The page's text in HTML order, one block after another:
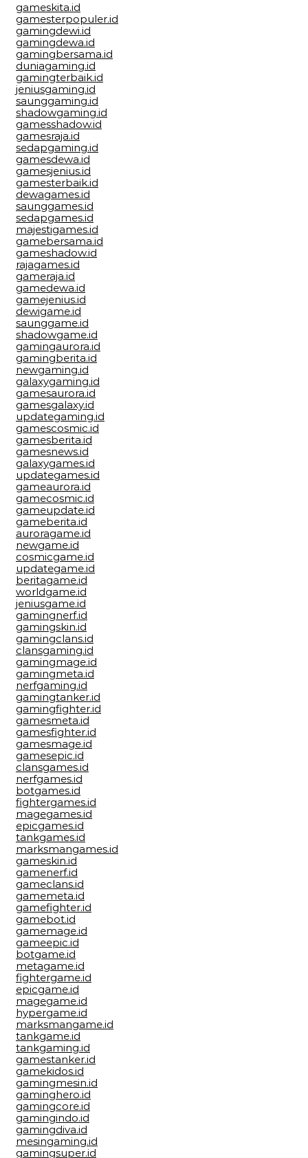
gameskita.id
gamesterpopuler.id
gamingdewi.id
gamingdewa.id
gamingbersama.id
duniagaming.id
gamingterbaik.id
jeniusgaming.id
saunggaming.id
shadowgaming.id
gamesshadow.id
gamesraja.id
sedapgaming.id
gamesdewa.id
gamesjenius.id
gamesterbaik.id
dewagames.id
saunggames.id
sedapgames.id
majestigames.id
gamebersama.id
gameshadow.id
rajagames.id
gameraja.id
gamedewa.id
gamejenius.id
dewigame.id
saunggame.id
shadowgame.id
gamingaurora.id
gamingberita.id
newgaming.id
galaxygaming.id
gamesaurora.id
gamesgalaxy.id
updategaming.id
gamescosmic.id
gamesberita.id
gamesnews.id
galaxygames.id
updategames.id
gameaurora.id
gamecosmic.id
gameupdate.id
gameberita.id
auroragame.id
newgame.id
cosmicgame.id
updategame.id
beritagame.id
worldgame.id
jeniusgame.id
gamingnerf.id
gamingskin.id
gamingclans.id
clansgaming.id
gamingmage.id
gamingmeta.id
nerfgaming.id
gamingtanker.id
gamingfighter.id
gamesmeta.id
gamesfighter.id
gamesmage.id
gamesepic.id
clansgames.id
nerfgames.id
botgames.id
fightergames.id
magegames.id
epicgames.id
tankgames.id
marksmangames.id
gameskin.id
gamenerf.id
gameclans.id
gamemeta.id
gamefighter.id
gamebot.id
gamemage.id
gameepic.id
botgame.id
metagame.id
fightergame.id
epicgame.id
magegame.id
hypergame.id
marksmangame.id
tankgame.id
tankgaming.id
gamestanker.id
gamekidos.id
gamingmesin.id
gaminghero.id
gamingcore.id
gamingindo.id
gamingdiva.id
mesingaming.id
gamingsuper.id